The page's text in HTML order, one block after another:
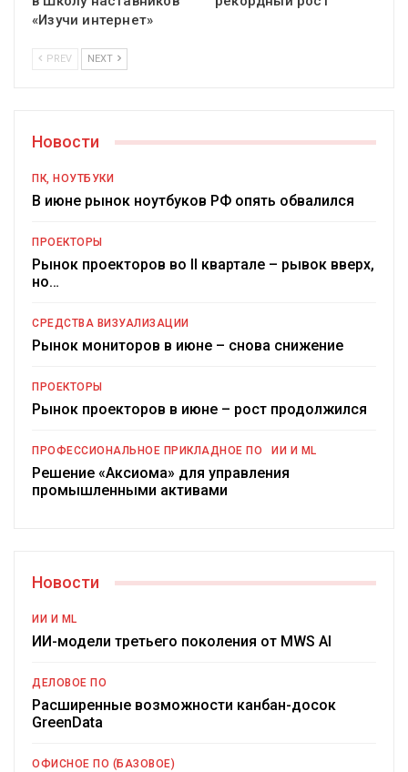
«Изучи интернет»
PREV NEXT
Новости
ПК, НОУТБУКИ
В июне рынок ноутбуков РФ опять обвалился
ПРОЕКТОРЫ
Рынок проекторов во II квартале – рывок вверх,
но…
СРЕДСТВА ВИЗУАЛИЗАЦИИ
Рынок мониторов в июне – снова снижение
ПРОЕКТОРЫ
Рынок проекторов в июне – рост продолжился
ПРОФЕССИОНАЛЬНОЕ ПРИКЛАДНОЕ ПО ИИ И ML
Решение «Аксиома» для управления
промышленными активами
Новости
ИИ И ML
ИИ-модели третьего поколения от MWS AI
ДЕЛОВОЕ ПО
Расширенные возможности канбан-досок
GreenData
ОФИСНОЕ ПО (БАЗОВОЕ)